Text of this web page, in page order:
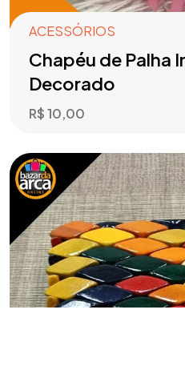
ACESSÓRIOS
Chapéu de Palha
Decorado
R$10,00